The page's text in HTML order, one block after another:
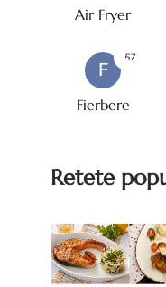
Air Fryer
F
Fierbere
57
Retete